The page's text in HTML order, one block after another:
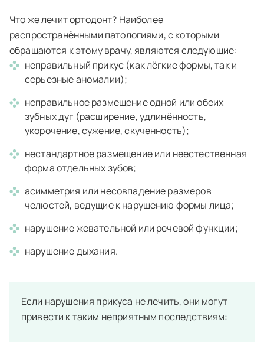
Что же лечит ортодонт? Наиболее
распространёнными патологиями, с которыми
обращаются к этому врачу, являются следующие:
неправильный прикус (как лёгкие формы, так и
серьезные аномалии);
неправильное размещение одной или обеих
зубных дуг (расширение, удлинённость,
укорочение, сужение, скученность);
нестандартное размещение или неестественная
форма отдельных зубов;
асимметрия или несовпадение размеров
челюстей, ведущие к нарушению формы лица;
нарушение жевательной или речевой функции;
нарушение дыхания.
Если нарушения прикуса не лечить, они могут
привести к таким неприятным последствиям: